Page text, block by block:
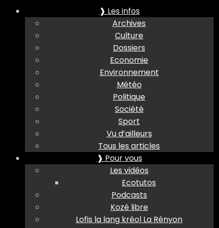
❱ Les infos
Archives
Culture
Dossiers
Economie
Environnement
Météo
Politique
Société
Sport
Vu d’ailleurs
Tous les articles
❱ Pour vous
Les vidéos
Ecotutos
Podcasts
Kozé libre
Lofis la lang kréol La Rényon